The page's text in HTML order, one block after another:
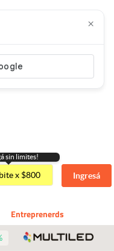
sin limites!
x $800 Ingresá
Entreprenerds
×